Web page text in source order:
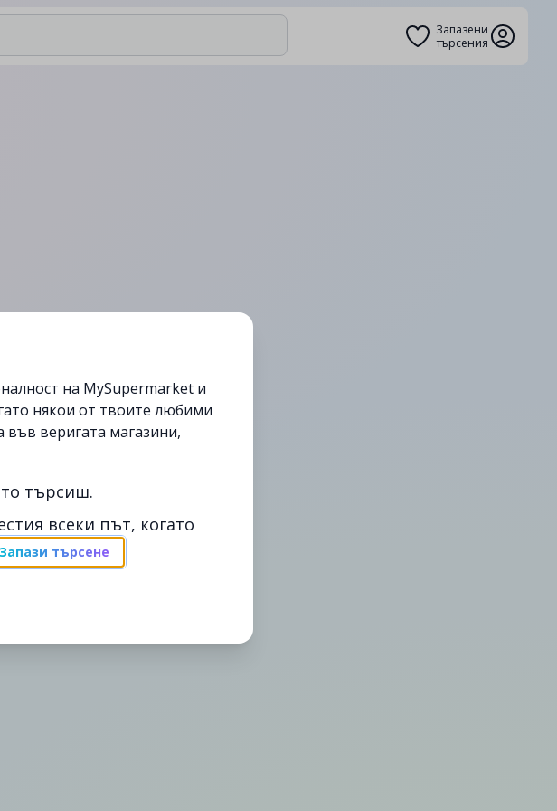
Запазени
търсения
на MySupermarket и
някои от твоите любими
веригата магазини,
търсиш.
всеки път, когато
Запази търсене